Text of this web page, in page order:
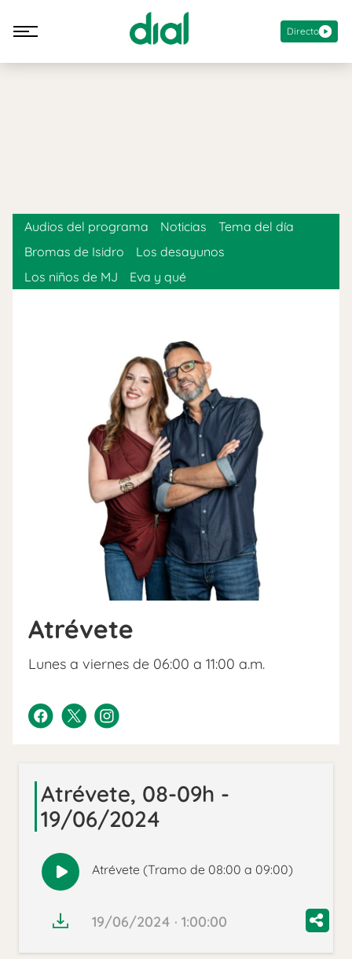
Directo
Atrévete
Lunes a viernes de 06:00 a 11:00 a.m.
Audios del programa Noticias
Tema del día
Bromas de Isidro
Los desayunos
Los niños de MJ
Eva y qué
Atrévete, 08-09h -
19/06/2024
Reproducir
audio
Atrévete (Tramo de 08:00 a 09:00)
19/06/2024 · 1:00:00